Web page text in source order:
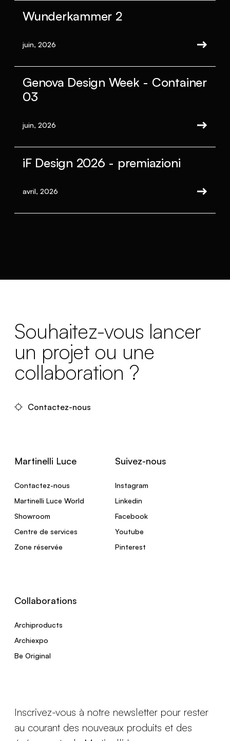
Wunderkammer 2
juin, 2026
Genova Design Week - Container
03
juin, 2026
iF Design 2026 - premiazioni
avril, 2026
Souhaitez-vous lancer
un projet ou une
collaboration ?
Contactez-nous
Martinelli Luce
Contactez-nous
Martinelli Luce World
Showroom
Centre de services
Zone réservée
Suivez-nous
Instagram
Linkedin
Facebook
Youtube
Pinterest
Collaborations
Archiproducts
Archiexpo
Be Original
Inscrivez-vous à notre newsletter pour rester
au courant des nouveaux produits et des